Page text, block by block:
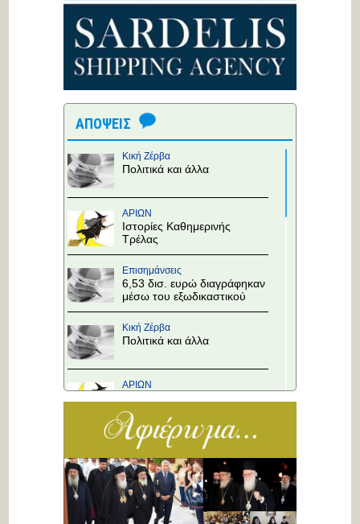
ΑΠΟΨΕΙΣ
Κική Ζέρβα
Πολιτικά και άλλα
ΑΡΙΩΝ
Ιστορίες Καθημερινής
Τρέλας
Επισημάνσεις
6,53 δισ. ευρώ διαγράφηκαν
μέσω του εξωδικαστικού
Κική Ζέρβα
Πολιτικά και άλλα
ΑΡΙΩΝ
Τρέλας
Επισημάνσεις
στους κόμβους!
Κική Ζέρβα
Πολιτικά και άλλα